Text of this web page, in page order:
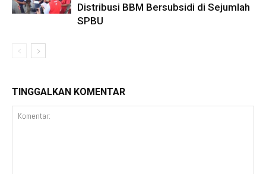
Distribusi BBM Bersubsidi di Sejumlah
SPBU
TINGGALKAN KOMENTAR